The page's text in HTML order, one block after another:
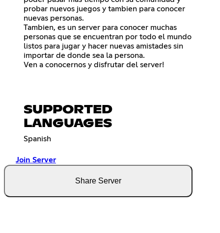
probar nuevos juegos y tambien para conocer
nuevas personas.
Tambien, es un server para conocer muchas
personas que se encuentran por todo el mundo
listos para jugar y hacer nuevas amistades sin
importar de donde sea la persona.
Ven a conocernos y disfrutar del server!
SUPPORTED
LANGUAGES
Spanish
Join Server
Share Server